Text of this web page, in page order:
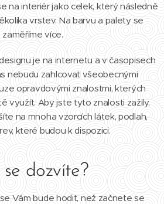
na interiér jako celek, který následně
vrstev. Na barvu a palety se
zaměříme více.
je na internetu a v časopisech
nebudu zahlcovat všeobecnými
opravdovými znalostmi, kterých
využít. Aby jste tyto znalosti zažily,
na mnoha vzorcích látek, podlah,
které budou k dispozici.
se dozvíte?
Vám bude hodit, než začnete se